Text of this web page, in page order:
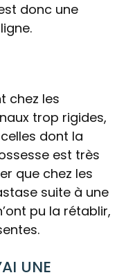
donc une
chez les
trop rigides,
dont la
est très
que chez les
suite à une
pu la rétablir,
UNE